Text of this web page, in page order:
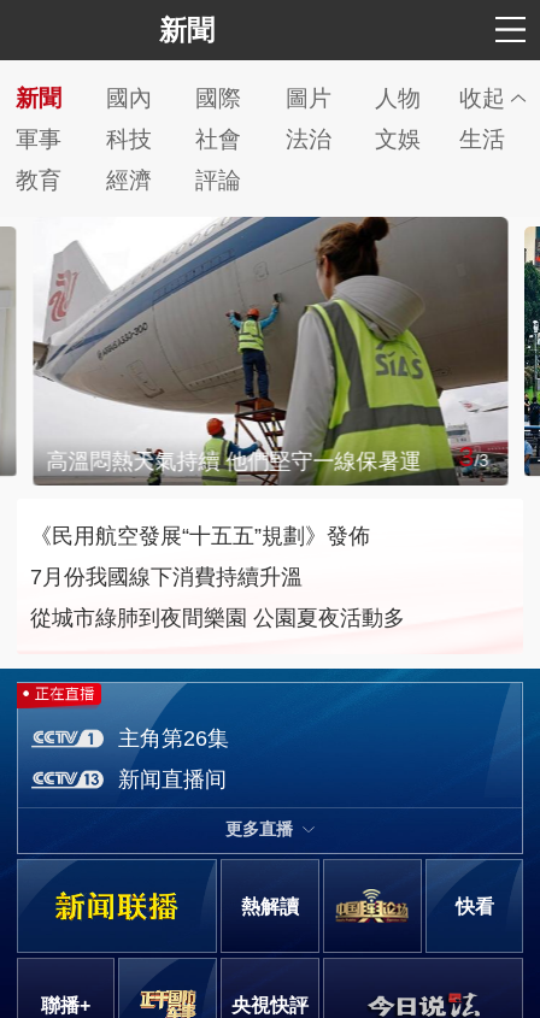
新聞
新聞 國內 國際 圖片 人物
收起
軍事
科技 社會 法治 文娛
生活
教育
經濟 評論
高溫悶熱天氣持續 他們堅守一線保暑運 3/3
《民用航空發展“十五五”規劃》發佈
7月份我國線下消費持續升溫
從城市綠肺到夜間樂園 公園夏夜活動多
主角第26集
新闻直播间
更多直播
熱解讀 快看
聯播+ 央視快評